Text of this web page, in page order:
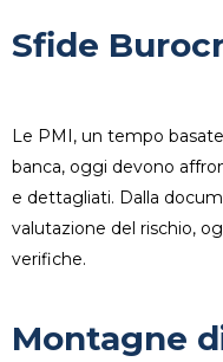
Sfide
Le PMI, un tempo
banca, oggi devono
e dettagliati. Dalla
valutazione del rischio,
verifiche.
Montagne